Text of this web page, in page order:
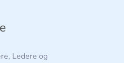
Ledere og